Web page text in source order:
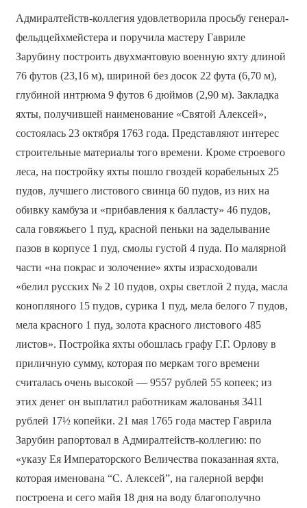
Адмиралтейств-коллегия удовлетворила просьбу генерал-
фельдцейхмейстера и поручила мастеру Гавриле
Зарубину построить двухмачтовую военную яхту длиной
76 футов (23,16 м), шириной без досок 22 фута (6,70 м),
глубиной интрюма 9 футов 6 дюймов (2,90 м). Закладка
яхты, получившей наименование «Святой Алексей»,
состоялась 23 октября 1763 года. Представляют интерес
строительные материалы того времени. Кроме строевого
леса, на постройку яхты пошло гвоздей корабельных 25
пудов, лучшего листового свинца 60 пудов, из них на
обивку камбуза и «прибавления к балласту» 46 пудов,
сала говяжьего 1 пуд, красной пеньки на заделывание
пазов в корпусе 1 пуд, смолы густой 4 пуда. По малярной
части «на покрас и золочение» яхты израсходовали
«белил русских № 2 10 пудов, охры светлой 2 пуда, масла
конопляного 15 пудов, сурика 1 пуд, мела белого 7 пудов,
мела красного 1 пуд, золота красного листового 485
листов». Постройка яхты обошлась графу Г.Г. Орлову в
приличную сумму, которая по меркам того времени
считалась очень высокой — 9557 рублей 55 копеек; из
этих денег он выплатил работникам жалованья 3411
рублей 17½ копейки. 21 мая 1765 года мастер Гаврила
Зарубин рапортовал в Адмиралтейств-коллегию: по
«указу Ея Императорского Величества показанная яхта,
которая именована “С. Алексей”, на галерной верфи
построена и сего майя 18 дня на воду благополучно